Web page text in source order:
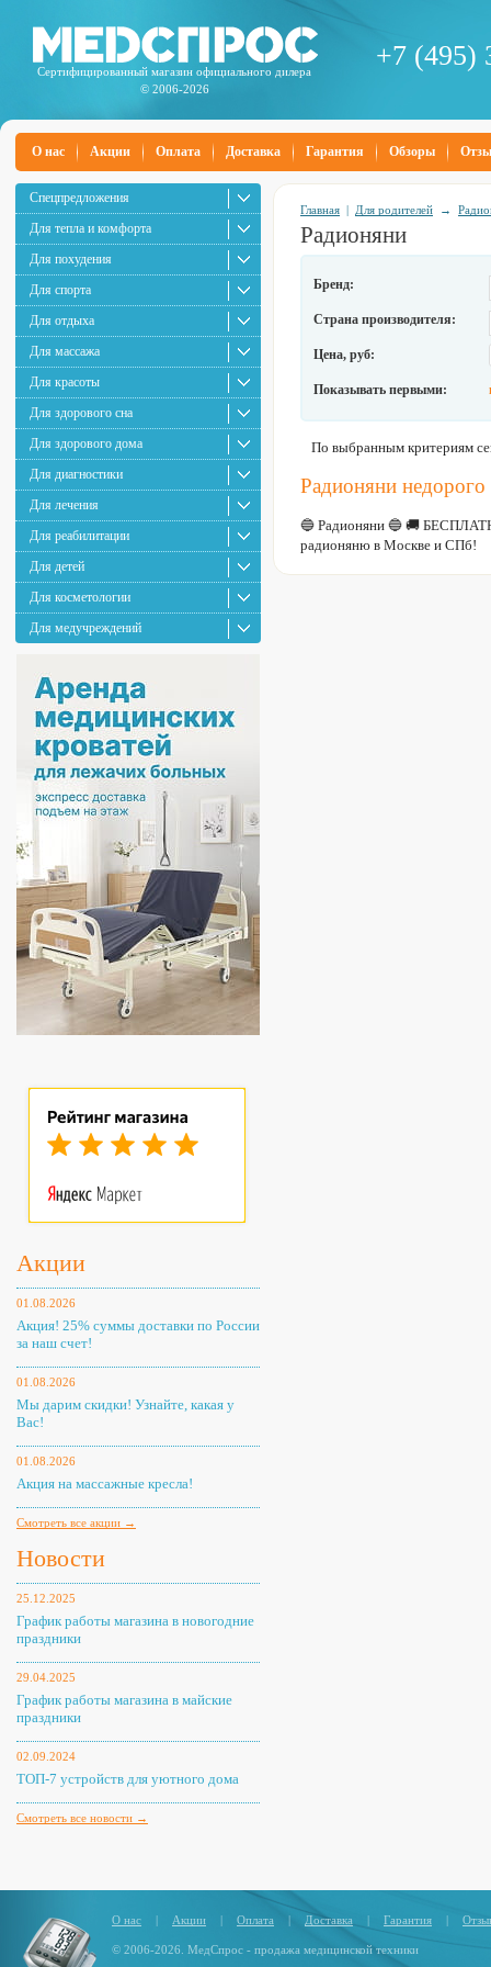
Сертифицированный магазин официального дилера
© 2006-2026
+7 (495)
О нас Акции Оплата Доставка Гарантия Обзоры
Спецпредложения
Для тепла и комфорта
Для похудения
Для спорта
Для отдыха
Для массажа
Для красоты
Для здорового сна
Для здорового дома
Для диагностики
Для лечения
Для реабилитации
Для детей
Для косметологии
Для медучреждений
Акции
01.08.2026
Акция! 25% суммы доставки по России
за наш счет!
01.08.2026
Мы дарим скидки! Узнайте, какая у
Вас!
01.08.2026
Акция на массажные кресла!
Смотреть все акции →
Новости
25.12.2025
График работы магазина в новогодние
праздники
29.04.2025
График работы магазина в майские
праздники
02.09.2024
ТОП-7 устройств для уютного дома
Смотреть все новости →
Главная | Для родителей →
Радионяни
Бренд:
Страна производителя:
Цена, руб:
Показывать первыми:
По выбранным критериям
Радионяни недорого
🔵 Радионяни 🔵 🚚
радионяню в Москве и СПб!
О нас | Акции | Оплата | Доставка | Гарантия |
© 2006-2026. МедСпрос - продажа медицинской техники